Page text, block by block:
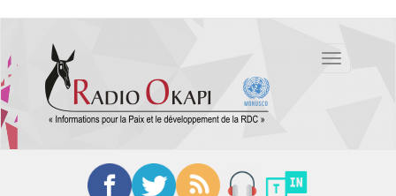
contenu
principal
Toggle